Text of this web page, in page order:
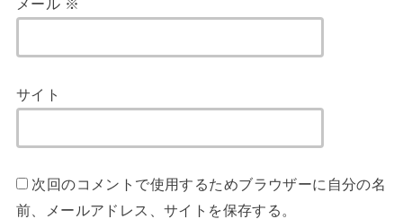
メール ※
サイト
次回のコメントで使用するためブラウザーに自分の名
前、メールアドレス、サイトを保存する。